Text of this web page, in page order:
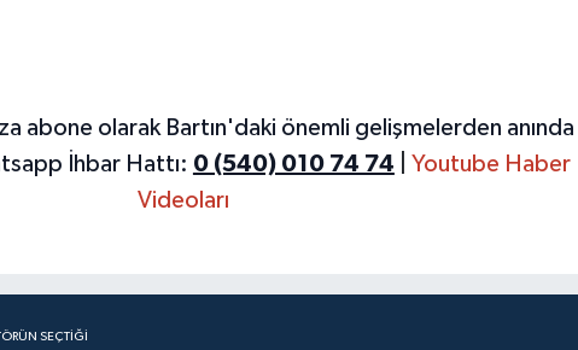
abone olarak Bartın'daki önemli gelişmelerden anında
İhbar Hattı: 0 (540) 010 74 74
Youtube Haber
Videoları
SEÇTIĞI